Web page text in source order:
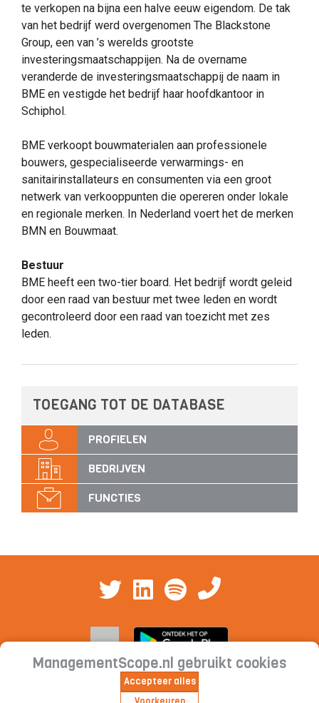
te verkopen na bijna een halve eeuw eigendom. De tak
van het bedrijf werd overgenomen The Blackstone
Group, een van ’s werelds grootste
investeringsmaatschappijen. Na de overname
veranderde de investeringsmaatschappij de naam in
BME en vestigde het bedrijf haar hoofdkantoor in
Schiphol.
BME verkoopt bouwmaterialen aan professionele
bouwers, gespecialiseerde verwarmings- en
sanitairinstallateurs en consumenten via een groot
netwerk van verkooppunten die opereren onder lokale
en regionale merken. In Nederland voert het de merken
BMN en Bouwmaat.
Bestuur
BME heeft een two-tier board. Het bedrijf wordt geleid
door een raad van bestuur met twee leden en wordt
gecontroleerd door een raad van toezicht met zes
leden.
TOEGANG TOT DE DATABASE
PROFIELEN
BEDRIJVEN
FUNCTIES
Cookieverklaring | Privacyverklaring |
ManagementScope.nl gebruikt cookies
Accepteer alles